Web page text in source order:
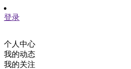
登录
个人中心
我的动态
我的关注